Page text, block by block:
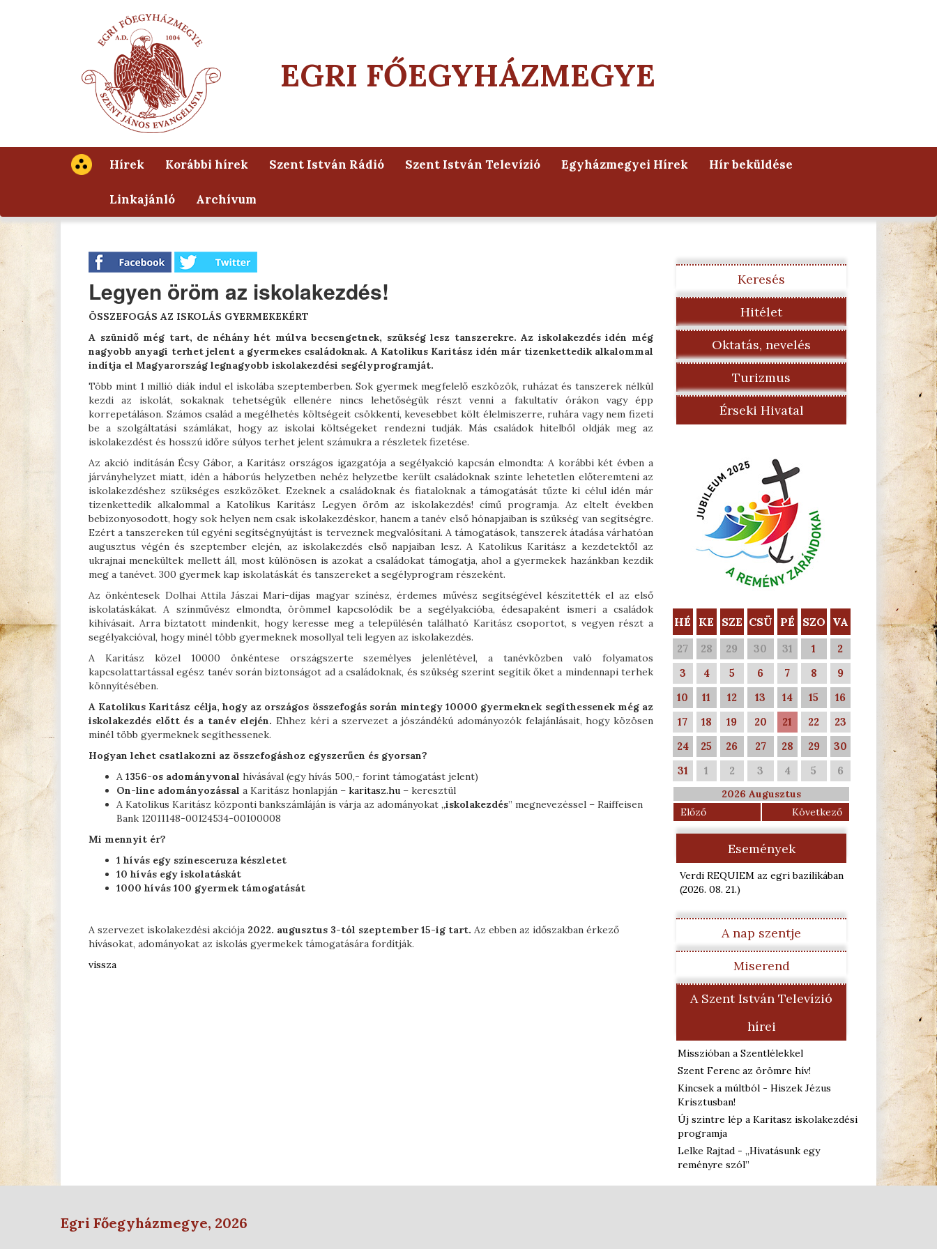
EGRI FŐEGYHÁZMEGYE
Hírek Korábbi hírek Szent István Rádió Szent István Televízió Egyházmegyei Hírek Hír beküldése
Linkajánló Archívum
Legyen öröm az iskolakezdés!
ÖSSZEFOGÁS AZ ISKOLÁS GYERMEKEKÉRT
A szünidő még tart, de néhány hét múlva becsengetnek, szükség lesz tanszerekre. Az iskolakezdés idén még
nagyobb anyagi terhet jelent a gyermekes családoknak. A Katolikus Karitász idén már tizenkettedik alkalommal
indítja el Magyarország legnagyobb iskolakezdési segélyprogramját.
Több mint 1 millió diák indul el iskolába szeptemberben. Sok gyermek megfelelő eszközök, ruházat és tanszerek nélkül
kezdi az iskolát, sokaknak tehetségük ellenére nincs lehetőségük részt venni a fakultatív órákon vagy épp
korrepetáláson. Számos család a megélhetés költségeit csökkenti, kevesebbet költ élelmiszerre, ruhára vagy nem fizeti
be a szolgáltatási számlákat, hogy az iskolai költségeket rendezni tudják. Más családok hitelből oldják meg az
iskolakezdést és hosszú időre súlyos terhet jelent számukra a részletek fizetése.
Az akció indításán Écsy Gábor, a Karitász országos igazgatója a segélyakció kapcsán elmondta: A korábbi két évben a
járványhelyzet miatt, idén a háborús helyzetben nehéz helyzetbe került családoknak szinte lehetetlen előteremteni az
iskolakezdéshez szükséges eszközöket. Ezeknek a családoknak és fiataloknak a támogatását tűzte ki célul idén már
tizenkettedik alkalommal a Katolikus Karitász Legyen öröm az iskolakezdés! című programja. Az eltelt években
bebizonyosodott, hogy sok helyen nem csak iskolakezdéskor, hanem a tanév első hónapjaiban is szükség van segítségre.
Ezért a tanszereken túl egyéni segítségnyújtást is terveznek megvalósítani. A támogatások, tanszerek átadása várhatóan
augusztus végén és szeptember elején, az iskolakezdés első napjaiban lesz. A Katolikus Karitász a kezdetektől az
ukrajnai menekültek mellett áll, most különösen is azokat a családokat támogatja, ahol a gyermekek hazánkban kezdik
meg a tanévet. 300 gyermek kap iskolatáskát és tanszereket a segélyprogram részeként.
Az önkéntesek Dolhai Attila Jászai Mari-díjas magyar színész, érdemes művész segítségével készítették el az első
iskolatáskákat. A színművész elmondta, örömmel kapcsolódik be a segélyakcióba, édesapaként ismeri a családok
kihívásait. Arra bíztatott mindenkit, hogy keresse meg a településén található Karitász csoportot, s vegyen részt a
segélyakcióval, hogy minél több gyermeknek mosollyal teli legyen az iskolakezdés.
A Karitász közel 10000 önkéntese országszerte személyes jelenlétével, a tanévközben való folyamatos
kapcsolattartással egész tanév során biztonságot ad a családoknak, és szükség szerint segítik őket a mindennapi terhek
könnyítésében.
A Katolikus Karitász célja, hogy az országos összefogás során mintegy 10000 gyermeknek segíthessenek még az
iskolakezdés előtt és a tanév elején. Ehhez kéri a szervezet a jószándékú adományozók felajánlásait, hogy közösen
minél több gyermeknek segíthessenek.
Hogyan lehet csatlakozni az összefogáshoz egyszerűen és gyorsan?
A 1356-os adományvonal hívásával (egy hívás 500,- forint támogatást jelent)
On-line adományozással a Karitász honlapján – karitasz.hu – keresztül
A Katolikus Karitász központi bankszámláján is várja az adományokat „iskolakezdés” megnevezéssel – Raiffeisen
Bank 12011148-00124534-00100008
Mi mennyit ér?
1 hívás egy színesceruza készletet
10 hívás egy iskolatáskát
1000 hívás 100 gyermek támogatását
A szervezet iskolakezdési akciója 2022. augusztus 3-tól szeptember 15-ig tart. Az ebben az időszakban érkező
hívásokat, adományokat az iskolás gyermekek támogatására fordítják.
vissza
Keresés
Hitélet
Oktatás, nevelés
Turizmus
Érseki Hivatal
HÉ KE SZE CSÜ PÉ SZO VA
27 28 29 30 31 1
2
3
4 5 6 7 8
9
10
11 12 13 14 15
16
17
18 19 20 21 22
23
24
25 26 27 28 29
30
31
1 2 3 4 5 6
2026 Augusztus
Előző
Következő
Események
Verdi REQUIEM az egri bazilikában
(2026. 08. 21.)
A nap szentje
Miserend
A Szent István Televízió
hírei
Misszióban a Szentlélekkel
Szent Ferenc az örömre hív!
Kincsek a múltból - Hiszek Jézus
Krisztusban!
Új szintre lép a Karitasz iskolakezdési
programja
Lelke Rajtad - „Hivatásunk egy
reményre szól”
Egri Főegyházmegye, 2026